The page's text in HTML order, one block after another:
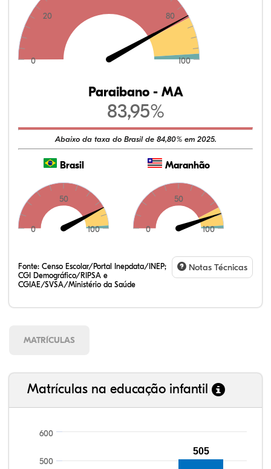
0
20 80
100
Paraibano - MA
83,95%
Abaixo da taxa do Brasil de 84,80% em 2025.
Brasil
0
50
100
Maranhão
0
50
100
Fonte: Censo Escolar/Portal Inepdata/INEP;
CGI Demográfico/RIPSA e
CGIAE/SVSA/Ministério da Saúde
Notas Técnicas
MATRÍCULAS
Matrículas na educação infantil
500
600
505